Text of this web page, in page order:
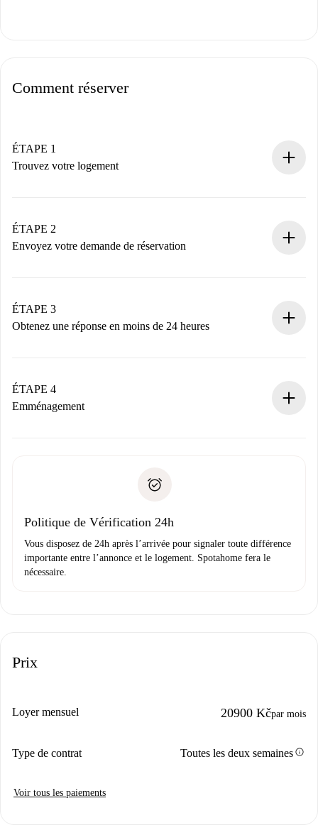
Comment réserver
ÉTAPE 1
Trouvez votre logement
Vous disposez à l’avance de toutes les informations
nécessaires.
ÉTAPE 2
Envoyez votre demande de réservation
Nous ne vous facturerons rien tant que le propriétaire
n’aura pas accepté.
ÉTAPE 3
Obtenez une réponse en moins de 24 heures
contact avec le propriétaire.
Si refusé : aucun prélèvement et nous vous proposerons
Justificatif de solvabilité
ÉTAPE 4
Emménagement
uniquement si aucun problème n'est signalé.
Politique de Vérification 24h
Vous disposez de 24h après l’arrivée pour signaler toute différence
importante entre l’annonce et le logement. Spotahome fera le
nécessaire.
Prix
Loyer mensuel 20900 Kčpar mois
Type de contrat Toutes les deux semainesinfo
Voir tous les paiements